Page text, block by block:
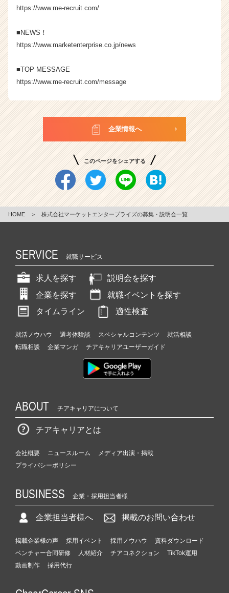
https://www.me-recruit.com/
■NEWS！
https://www.marketenterprise.co.jp/news
■TOP MESSAGE
https://www.me-recruit.com/message
企業情報へ
このページをシェアする
HOME ＞ 株式会社マーケットエンタープライズの募集・説明会一覧
SERVICE 就職サービス
求人を探す
説明会を探す
企業を探す
就職イベントを探す
タイムライン
適性検査
就活ノウハウ 選考体験談 スペシャルコンテンツ
就活相談
転職相談
企業マンガ チアキャリアユーザーガイド
ABOUT チアキャリアについて
チアキャリアとは
会社概要 ニュースルーム
メディア出演・掲載
プライバシーポリシー
BUSINESS 企業・採用担当者様
企業担当者様へ 掲載のお問い合わせ
掲載企業様の声 採用イベント 採用ノウハウ
資料ダウンロード
ベンチャー合同研修
人材紹介 チアコネクション
TikTok運用
動画制作
採用代行